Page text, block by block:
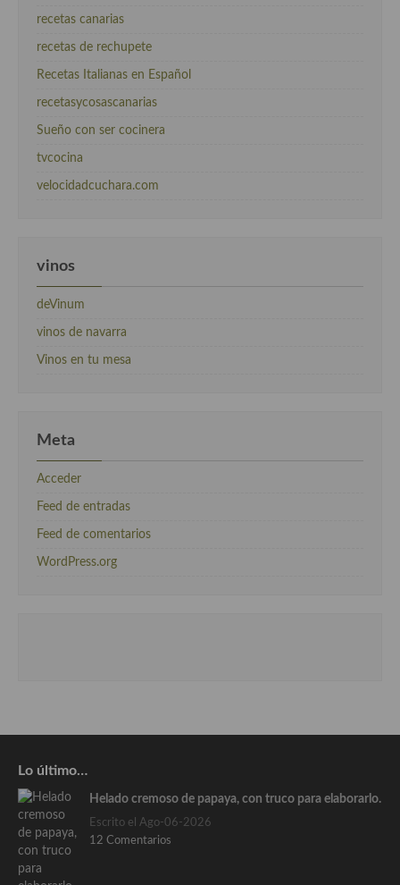
recetas canarias
recetas de rechupete
Recetas Italianas en Español
recetasycosascanarias
Sueño con ser cocinera
tvcocina
velocidadcuchara.com
vinos
deVinum
vinos de navarra
Vinos en tu mesa
Meta
Acceder
Feed de entradas
Feed de comentarios
WordPress.org
Lo último…
Helado cremoso de papaya, con truco para elaborarlo.
Escrito el Ago-06-2026
12 Comentarios